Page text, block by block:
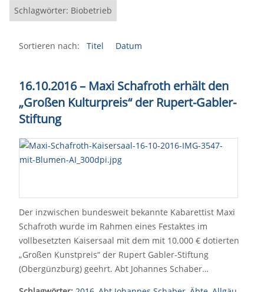
Schlagwörter: Biobetrieb
Sortieren nach: Titel Datum
16.10.2016– Maxi Schafroth erhält den
„Großen Kulturpreis“ der Rupert-Gabler-
Stiftung
Der inzwischen bundesweit bekannte Kabarettist Maxi
Schafroth wurde im Rahmen eines Festaktes im
vollbesetzten Kaisersaal mit dem mit 10.000 € dotierten
„Großen Kunstpreis“ der Rupert Gabler-Stiftung
(Obergünzburg) geehrt. Abt Johannes Schaber…